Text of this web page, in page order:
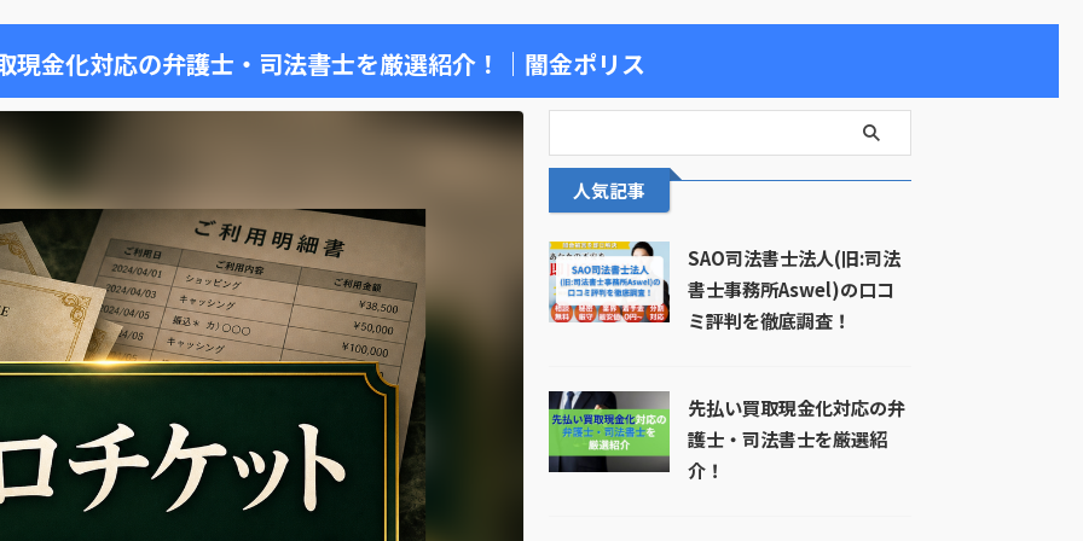
現金化対応の弁護士・司法書士を厳選紹介！｜闇金ポリス
人気記事
SAO司法書士法人(旧:司法
書士事務所Aswel)の口コ
ミ評判を徹底調査！
先払い買取現金化対応の弁
護士・司法書士を厳選紹
介！